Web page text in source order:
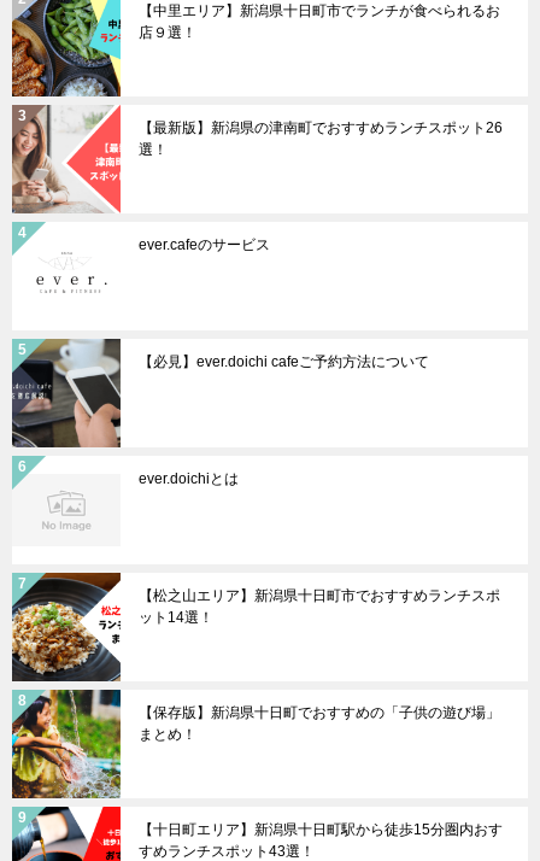
【中里エリア】新潟県十日町市でランチが食べられるお
店９選！
【最新版】新潟県の津南町でおすすめランチスポット26
選！
ever.cafeのサービス
【必見】ever.doichi cafeご予約方法について
ever.doichiとは
【松之山エリア】新潟県十日町市でおすすめランチスポ
ット14選！
【保存版】新潟県十日町でおすすめの「子供の遊び場」
まとめ！
【十日町エリア】新潟県十日町駅から徒歩15分圏内おす
すめランチスポット43選！